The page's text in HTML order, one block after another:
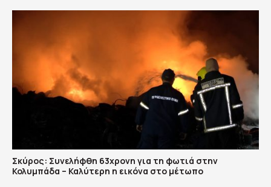
Σκύρος: Συνελήφθη 63χρονη για τη φωτιά στην
Κολυμπάδα – Καλύτερη η εικόνα στο μέτωπο